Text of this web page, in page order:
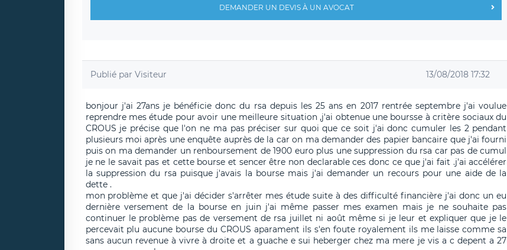
DEMANDER UN DEVIS À UN AVOCAT
Publié par Visiteur 13/08/2018 17:32
bonjour j'ai 27ans je bénéficie donc du rsa depuis les 25 ans en 2017 rentrée septembre j'ai voulue
reprendre mes étude pour avoir une meilleure situation ,j'ai obtenue une boursse à critère sociaux du
CROUS je précise que l'on ne ma pas préciser sur quoi que ce soit j'ai donc cumuler les 2 pendant
plusieurs moi après une enquête auprès de la car on ma demander des papier bancaire que j'ai fourni
puis on ma demander un renboursement de 1900 euro plus une suppression du rsa car pas de cumul
je ne le savait pas et cette bourse et sencer être non declarable ces donc ce que j'ai fait .j'ai accélérer
la suppression du rsa puisque j'avais la bourse mais j'ai demander un recours pour une aide de la
dette .
mon problème et que j'ai décider s'arrêter mes étude suite à des difficulté financière j'ai donc un eu
dernière versement de la bourse en juin j'ai même passer mes examen mais je ne souhaite pas
continuer le problème pas de versement de rsa juillet ni août même si je leur et expliquer que je le
percevait plu aucune bourse du CROUS aparament ils s'en foute royalement ils me laisse comme sa
sans aucun revenue à vivre à droite et a guache e sui heberger chez ma mere je vis a c depent a 27